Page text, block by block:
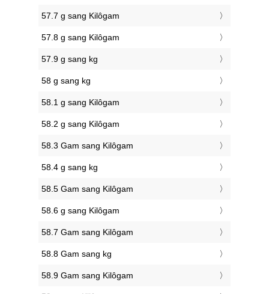
57.7 g sang Kilôgam
57.8 g sang Kilôgam
57.9 g sang kg
58 g sang kg
58.1 g sang Kilôgam
58.2 g sang Kilôgam
58.3 Gam sang Kilôgam
58.4 g sang kg
58.5 Gam sang Kilôgam
58.6 g sang Kilôgam
58.7 Gam sang Kilôgam
58.8 Gam sang kg
58.9 Gam sang Kilôgam